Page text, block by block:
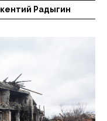
Радыгин